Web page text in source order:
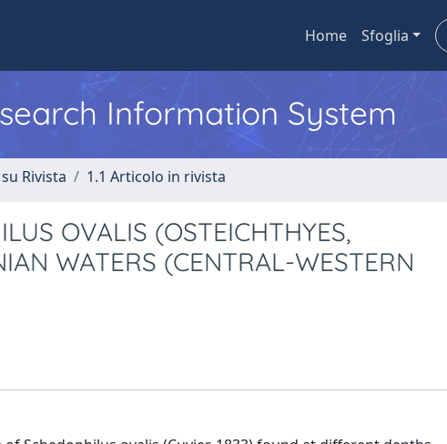
Home Sfoglia
Information System
Rivista 1.1 Articolo in rivista
OVALIS (OSTEICHTHYES,
WATERS (CENTRAL-WESTERN